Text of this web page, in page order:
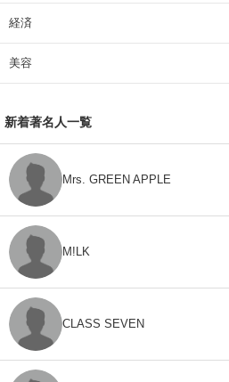
経済
美容
新着著名人一覧
Mrs. GREEN APPLE
M!LK
CLASS SEVEN